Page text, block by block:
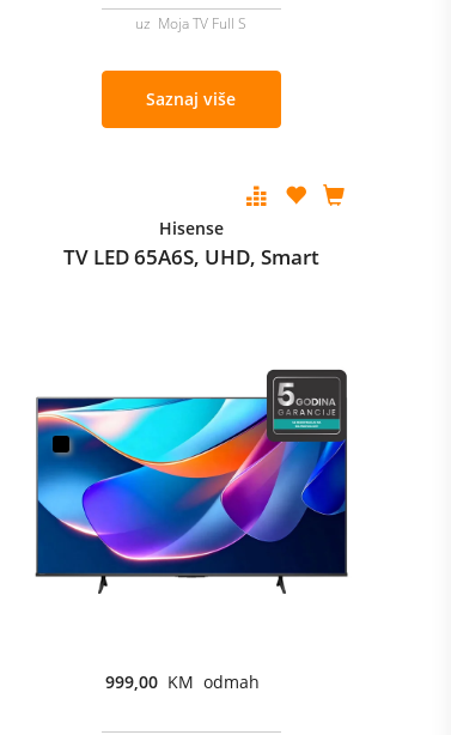
uz Moja TV Full S
Saznaj više
Hisense
TV LED 65A6S, UHD, Smart
999,00 KM odmah